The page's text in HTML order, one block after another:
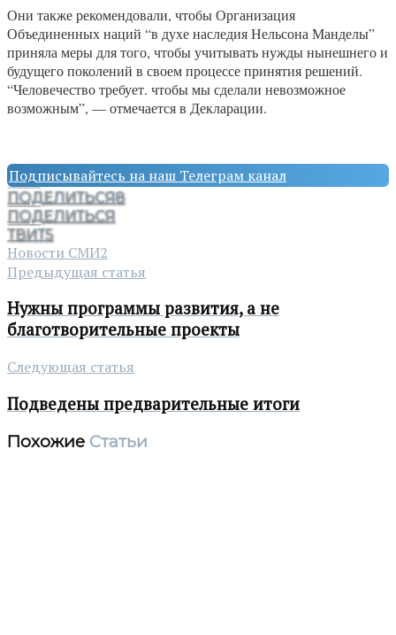
Они также рекомендовали, чтобы Организация
Объединенных наций “в духе наследия Нельсона Манделы”
приняла меры для того, чтобы учитывать нужды нынешнего и
будущего поколений в своем процессе принятия решений.
“Человечество требует. чтобы мы сделали невозможное
возможным”, — отмечается в Декларации.
Подписывайтесь на наш Телеграм канал
ПОДЕЛИТЬСЯ8
ПОДЕЛИТЬСЯ
ТВИТ5
Новости СМИ2
Предыдущая статья
Нужны программы развития, а не
благотворительные проекты
Следующая статья
Подведены предварительные итоги
Похожие Статьи